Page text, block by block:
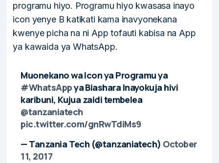
programu hiyo. Programu hiyo kwasasa inayo
icon yenye B katikati kama inavyonekana
kwenye picha na ni App tofauti kabisa na App
ya kawaida ya WhatsApp.
Muonekano wa Icon ya Programu ya
#WhatsAppya Biashara Inayokuja hivi
karibuni, Kujua zaidi tembelea
@tanzaniatech
pic.twitter.com/gnRwTdiMs9
— Tanzania Tech (@tanzaniatech) October
11, 2017